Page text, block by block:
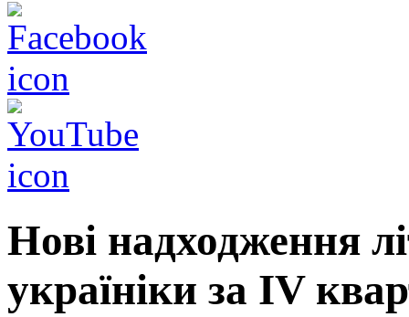
Нові надходження
україніки за ІV